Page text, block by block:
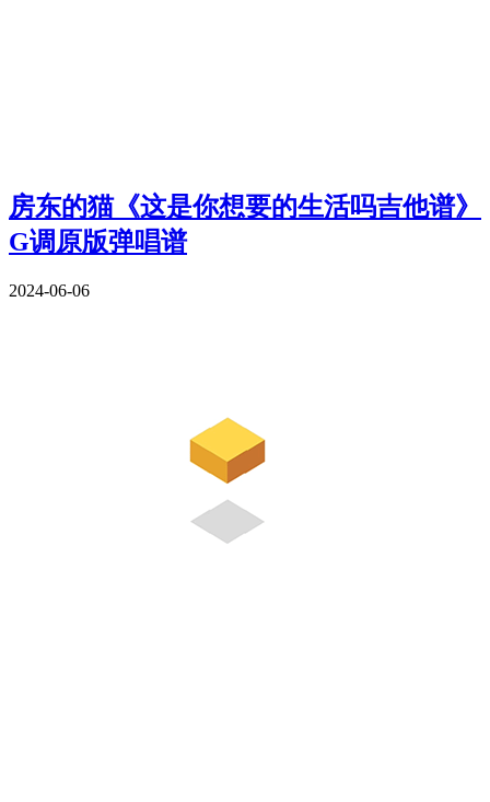
房东的猫《这是你想要的生活吗吉他谱》
G调原版弹唱谱
2024-06-06